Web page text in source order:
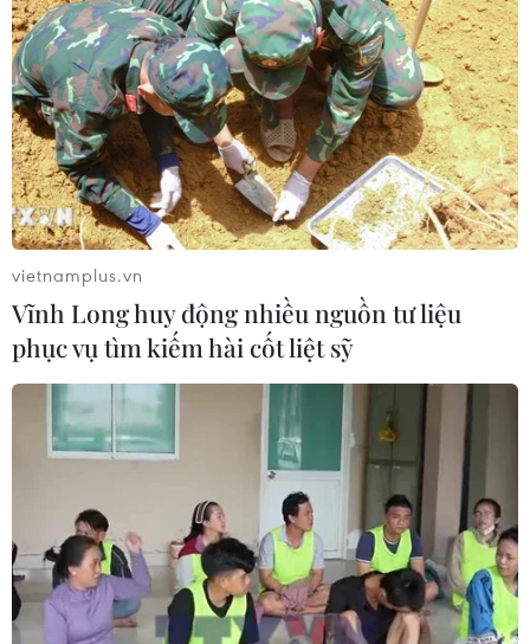
Làn sóng tấn công mạng nhằm vào
các quỹ đầu cơ lớn của Mỹ
06/08/2026 06:47
Xem thêm
CƠ QUAN CHỦ QUẢN: THÔNG TẤN XÃ VIỆT NAM
Tổng Biên tập: TRẦN TIẾN DUẨN
Phó Tổng Biên tập: NGUYỄN THỊ TÁM, KHÚC THANH
Sở hữu trí tuệ
Quy định sử dụng
RSS
Hỗ trợ
vietnamplus.vn
Vĩnh Long huy động nhiều nguồn tư liệu
phục vụ tìm kiếm hài cốt liệt sỹ